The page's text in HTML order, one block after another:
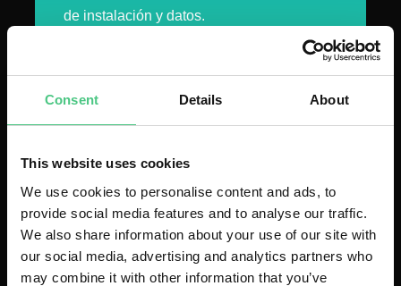
Consent Details About
This website uses cookies
We use cookies to personalise content and ads, to
provide social media features and to analyse our traffic.
We also share information about your use of our site with
our social media, advertising and analytics partners who
may combine it with other information that you’ve
de instalación y datos.
Descargar